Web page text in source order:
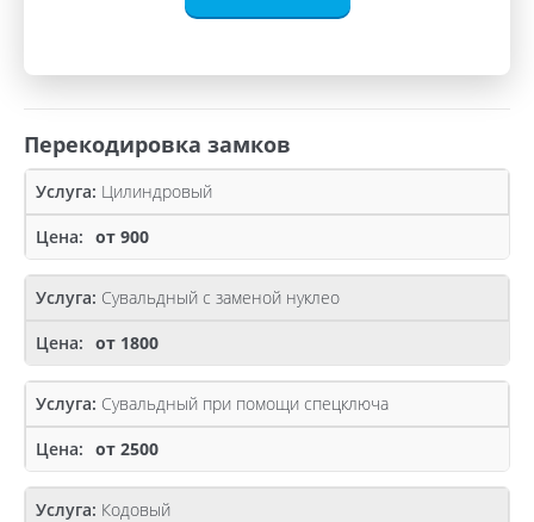
Перекодировка замков
Цилиндровый
от 900
Сувальдный с заменой нуклео
от 1800
Сувальдный при помощи спецключа
от 2500
Кодовый